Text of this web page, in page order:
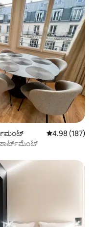
5 ರಲ್ಲಿ 4.98
4.98 (187)